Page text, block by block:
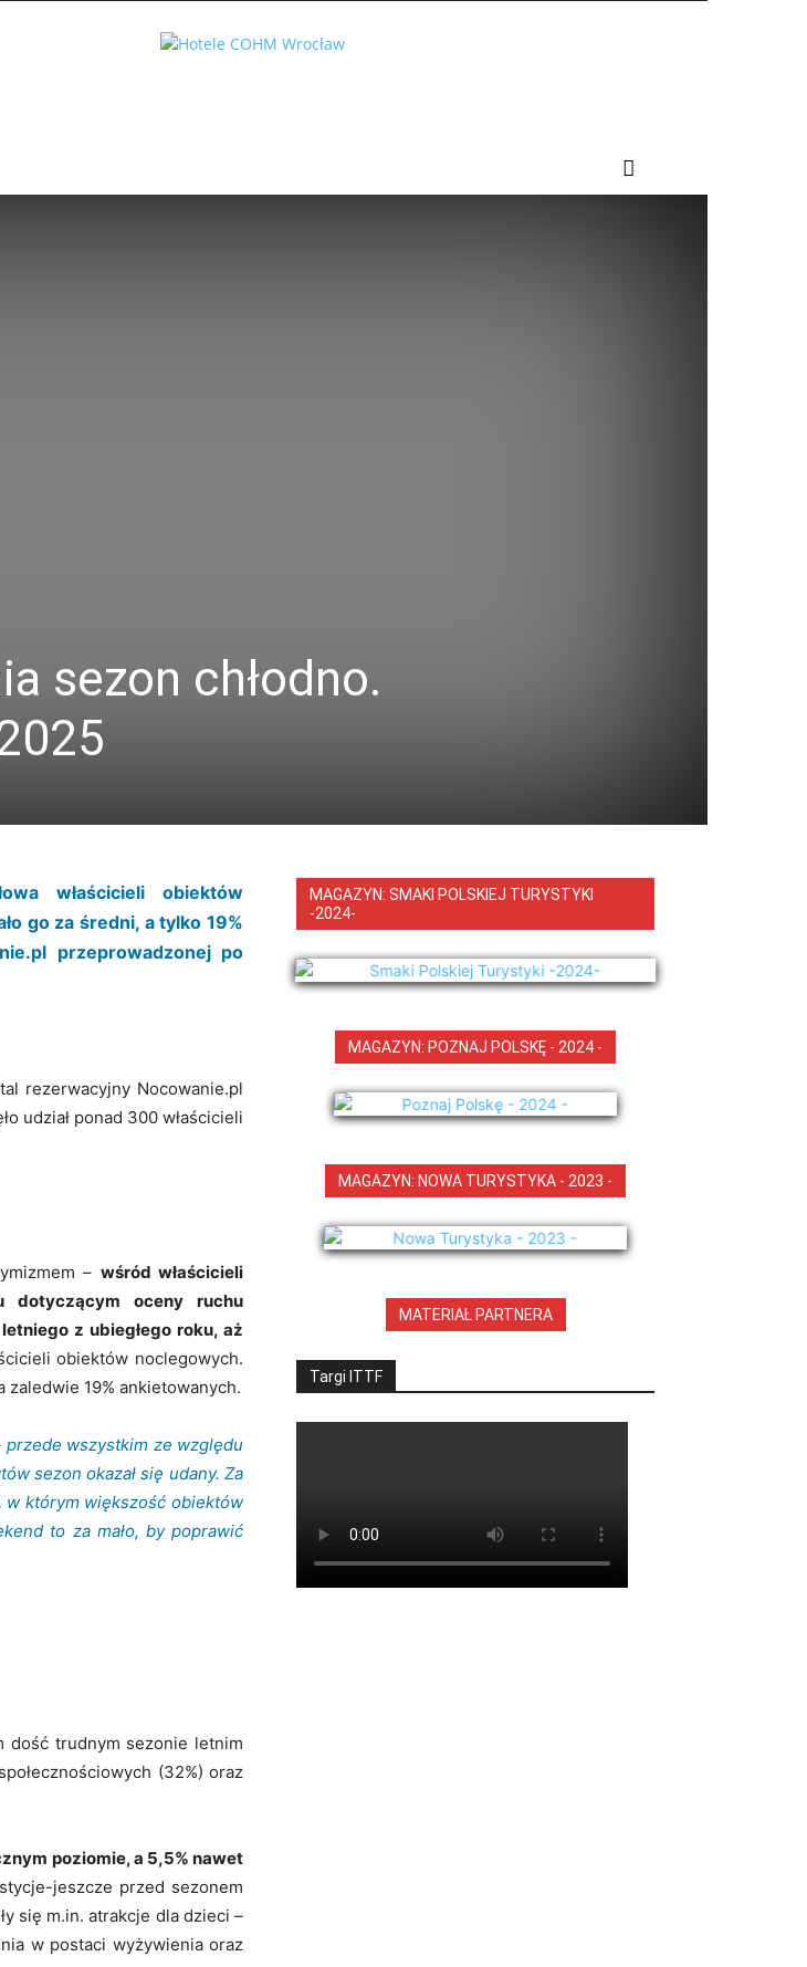
sezon chłodno.
właścicieli obiektów
go za średni, a tylko 19%
przeprowadzonej po
rezerwacyjny Nocowanie.pl
udział ponad 300 właścicieli
– wśród właścicieli
dotyczącym oceny ruchu
z ubiegłego roku, aż
obiektów noclegowych.
zaledwie 19% ankietowanych.
przede wszystkim ze względu
sezon okazał się udany. Za
w którym większość obiektów
to za mało, by poprawić
dość trudnym sezonie letnim
(32%) oraz
poziomie, a 5,5% nawet
jeszcze przed sezonem
się m.in. atrakcje dla dzieci –
w postaci wyżywienia oraz
MAGAZYN: SMAKI POLSKIEJ TURYSTYKI
-2024-
MAGAZYN: POZNAJ POLSKĘ - 2024 -
MAGAZYN: NOWA TURYSTYKA - 2023 -
MATERIAŁ PARTNERA
Targi ITTF